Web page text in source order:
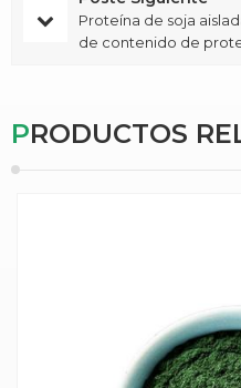
Proteína de soja
de contenido de
PRODUCTOS